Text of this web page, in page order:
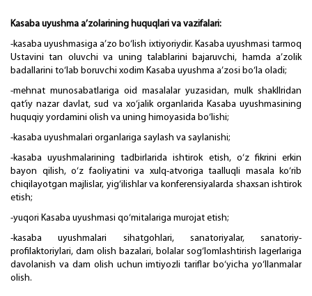
Kasaba uyushma a’zolarining huquqlari va vazifalari:
-kasaba uyushmasiga a’zo bo‘lish ixtiyoriydir. Kasaba uyushmasi tarmoq
Ustavini tan oluvchi va uning talablarini bajaruvchi, hamda a’zolik
badallarini to‘lab boruvchi xodim Kasaba uyushma a’zosi bo‘la oladi;
-mehnat munosabatlariga oid masalalar yuzasidan, mulk shakllridan
qat’iy nazar davlat, sud va xo‘jalik organlarida Kasaba uyushmasining
huquqiy yordamini olish va uning himoyasida bo‘lishi;
-kasaba uyushmalari organlariga saylash va saylanishi;
-kasaba uyushmalarining tadbirlarida ishtirok etish, o‘z fikrini erkin
bayon qilish, o‘z faoliyatini va xulq-atvoriga taalluqli masala ko‘rib
chiqilayotgan majlislar, yig‘ilishlar va konferensiyalarda shaxsan ishtirok
etish;
-yuqori Kasaba uyushmasi qo‘mitalariga murojat etish;
-kasaba uyushmalari sihatgohlari, sanatoriyalar, sanatoriy-
profilaktoriylari, dam olish bazalari, bolalar sog‘lomlashtirish lagerlariga
davolanish va dam olish uchun imtiyozli tariflar bo‘yicha yo‘llanmalar
olish.